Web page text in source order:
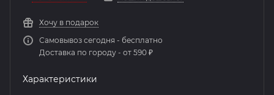
Хочу в подарок
Самовывоз сегодня - бесплатно
Доставка по городу - от 590 ₽
Характеристики